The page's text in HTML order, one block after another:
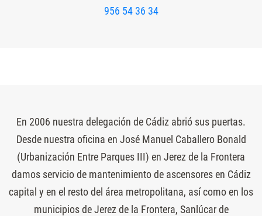
956 54 36 34
En 2006 nuestra delegación de Cádiz abrió sus puertas.
Desde nuestra oficina en José Manuel Caballero Bonald
(Urbanización Entre Parques III) en Jerez de la Frontera
damos servicio de mantenimiento de ascensores en Cádiz
capital y en el resto del área metropolitana, así como en los
municipios de Jerez de la Frontera, Sanlúcar de